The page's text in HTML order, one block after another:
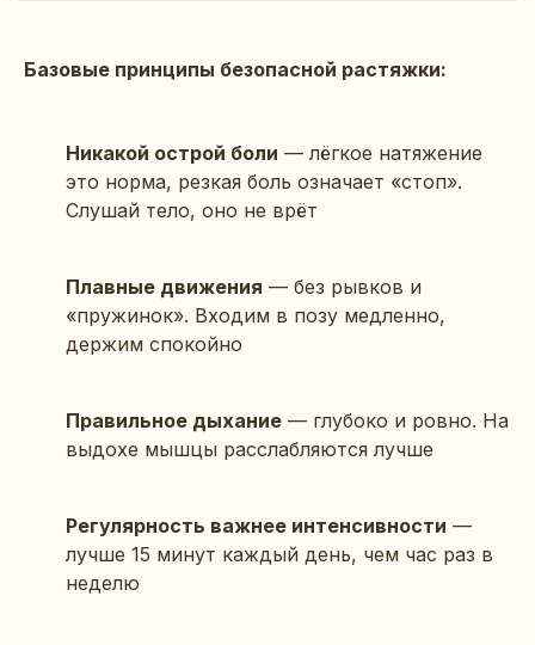
Базовые принципы безопасной растяжки:
Никакой острой боли — лёгкое натяжение
это норма, резкая боль означает «стоп».
Слушай тело, оно не врёт
Плавные движения — без рывков и
«пружинок». Входим в позу медленно,
держим спокойно
Правильное дыхание — глубоко и ровно. На
выдохе мышцы расслабляются лучше
Регулярность важнее интенсивности —
лучше 15 минут каждый день, чем час раз в
неделю